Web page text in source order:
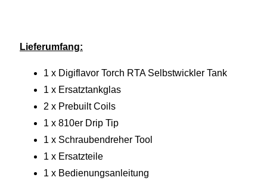
Lieferumfang:
1 x Digiflavor Torch RTA Selbstwickler Tank
1 x Ersatztankglas
2 x Prebuilt Coils
1 x 810er Drip Tip
1 x Schraubendreher Tool
1 x Ersatzteile
1 x Bedienungsanleitung